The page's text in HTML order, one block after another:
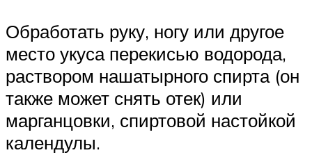
Обработать руку, ногу или другое
место укуса перекисью водорода,
раствором нашатырного спирта (он
также может снять отек) или
марганцовки, спиртовой настойкой
календулы.